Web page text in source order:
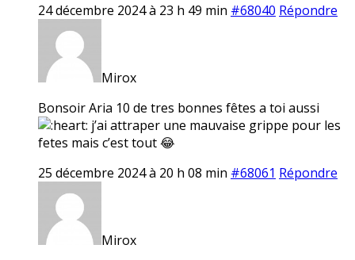
24 décembre 2024 à 23 h 49 min #68040 Répondre
Mirox
Bonsoir Aria 10 de tres bonnes fêtes a toi aussi
j’ai attraper une mauvaise grippe pour les
fetes mais c’est tout 😂
25 décembre 2024 à 20 h 08 min #68061 Répondre
Mirox